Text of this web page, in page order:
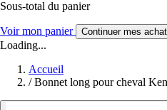
Sous-total du panier
Voir mon panier Continuer mes
Loading...
Accueil
/ Bonnet long pour cheval